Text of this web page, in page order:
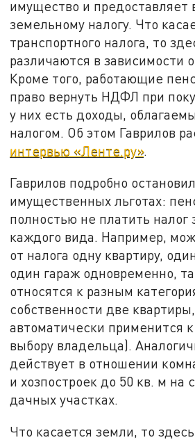
имущество и предоставляет
земельному налогу. Что
транспортного налога, то
различаются в зависимости
Кроме того, работающие
право вернуть НДФЛ при
у них есть доходы,
налогом. Об этом Гаврилов
интервью «Ленте.ру».
Гаврилов подробно
имущественных льготах:
полностью не платить налог
каждого вида. Например,
от налога одну квартиру,
один гараж одновременно,
относятся к разным
собственности две
автоматически применится
выбору владельца).
действует в отношении
и хозпостроек до 50 кв. м на
дачных участках.
Что касается земли, то